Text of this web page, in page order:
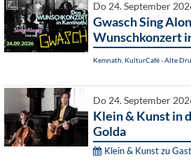
Do 24. September
Gwasch Sing
Wunschkonzert
Kemnath, KulturCafé - Alte
Do 24. September
Klein & Kunst in
Golda
Klein & Kunst zu